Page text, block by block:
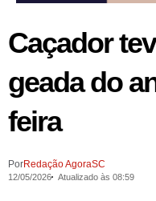
Caçador
geada do
feira
PorRedação AgoraSC
12/05/2026 Atualizado às 08:59